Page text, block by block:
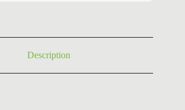
Description